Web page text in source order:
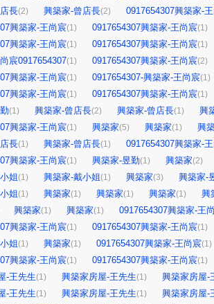
長(2) 興築家-曾店長(2)
0917654307興築家-
興築家-王尚宸(1) 0917654307興築家-王尚宸(1)
興築家-王尚宸(1) 0917654307興築家-王尚宸(1)
宸0917654307(1) 0917654307興築家-王尚宸(2)
興築家-王尚宸(1) 0917654307-興築家-王尚宸(1)
興築家-王尚宸(1) 0917654307興築家-王尚宸(1)
(1) 興築家-曾店長(2) 興築家-曾店長(1)
興
興築家-王尚宸(1) 興築家(5) 興築家(1)
興
長(1) 興築家-曾店長(1)
0917654307興築家-
興築家-王尚宸(1) 興築家-昱勤(1) 興築家(2)
姐(1) 興築家-戴小姐(1) 興築家(3)
興築家-
姐(1) 興築家(1) 興築家(1) 興築家(1)
興
興築家(1) 興築家(1)
0917654307興築家-王
興築家-王尚宸(1) 0917654307興築家-王尚宸(1)
姐(1) 興築家(1) 0917654307興築家-王尚宸(1)
興築家-王尚宸(1) 0917654307興築家-王尚宸(1)
-王先生(1) 興築家房屋-王先生(1)
興築家房屋-
-王先生(1) 興築家房屋-王先生(1)
興築家房屋-